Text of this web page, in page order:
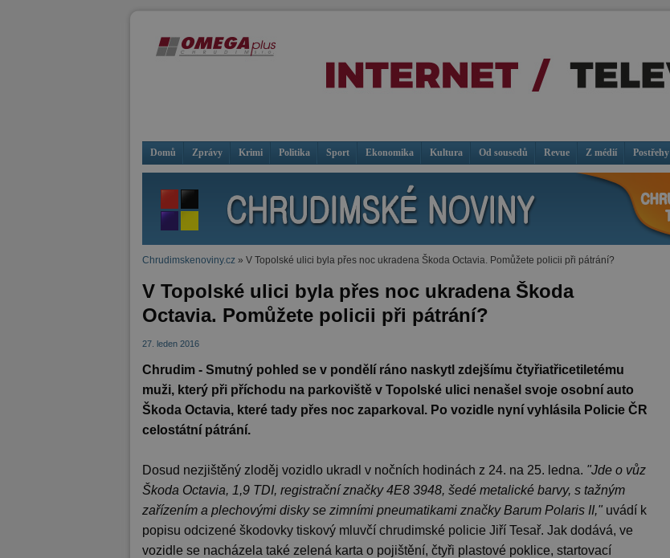
Domů Zprávy Krimi Politika Sport Ekonomika Kultura Od sousedů Revue Z médií Postřehy
Chrudimskenoviny.cz » V Topolské ulici byla přes noc ukradena Škoda Octavia. Pomůžete policii při pátrání?
V Topolské ulici byla přes noc ukradena Škoda
Octavia. Pomůžete policii při pátrání?
27. leden 2016
Chrudim - Smutný pohled se v pondělí ráno naskytl zdejšímu čtyřiatřicetiletému
muži, který při příchodu na parkoviště v Topolské ulici nenašel svoje osobní auto
Škoda Octavia, které tady přes noc zaparkoval. Po vozidle nyní vyhlásila Policie ČR
celostátní pátrání.
Dosud nezjištěný zloděj vozidlo ukradl v nočních hodinách z 24. na 25. ledna. "Jde o vůz
Škoda Octavia, 1,9 TDI, registrační značky 4E8 3948, šedé metalické barvy, s tažným
zařízením a plechovými disky se zimními pneumatikami značky Barum Polaris II," uvádí k
popisu odcizené škodovky tiskový mluvčí chrudimské policie Jiří Tesař. Jak dodává, ve
vozidle se nacházela také zelená karta o pojištění, čtyři plastové poklice, startovací